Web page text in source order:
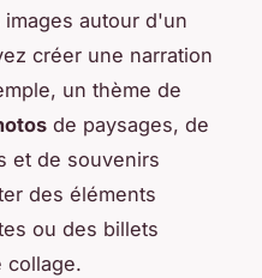
autour d'un
créer une narration
un thème de
de paysages, de
et de souvenirs
des éléments
ou des billets
collage.